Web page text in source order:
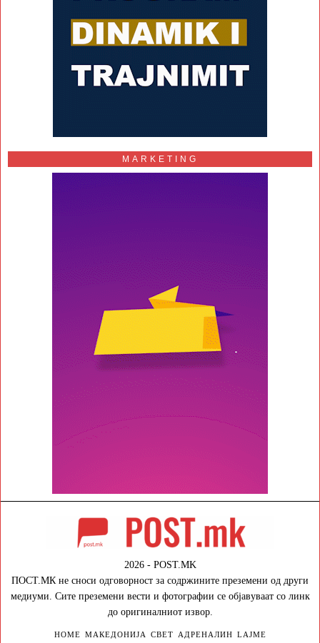
MARKETING
2026 - POST.MK
ПОСТ.МК не сноси одговорност за содржините преземени од други
медиуми. Сите преземени вести и фотографии се објавуваат со линк
до оригиналниот извор.
HOME МАКЕДОНИЈА СВЕТ АДРЕНАЛИН LAJME